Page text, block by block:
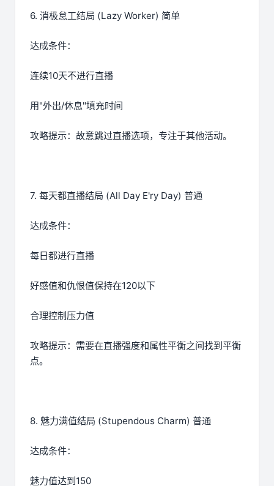
6. 消极怠工结局 (Lazy Worker) 简单
达成条件：
连续10天不进行直播
用"外出/休息"填充时间
攻略提示：故意跳过直播选项，专注于其他活动。
7. 每天都直播结局 (All Day E'ry Day) 普通
达成条件：
每日都进行直播
好感值和仇恨值保持在120以下
合理控制压力值
攻略提示：需要在直播强度和属性平衡之间找到平衡
点。
8. 魅力满值结局 (Stupendous Charm) 普通
达成条件：
魅力值达到150